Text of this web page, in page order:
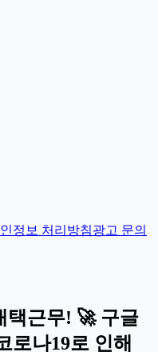
정보 처리방침광고 문의
택근무! 🚀 구글
로나19로 인해